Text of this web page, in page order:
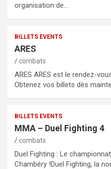
organisation de…
BILLETS EVENTS
ARES
combats
ARES ARES est le rendez-
Obtenez vos billets dès
BILLETS EVENTS
MMA – Duel Fighting 4
combats
Duel Fighting : Le
Chambéry !Duel Fighting, la